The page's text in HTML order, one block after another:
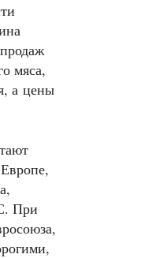
мяса,
а цены
При